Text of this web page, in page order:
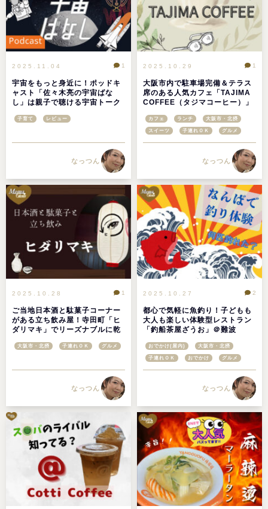
2025.11.04
宇宙をもっと身近に！ポッドキ
ャスト「佐々木亮の宇宙ばな
し」は親子で聴ける宇宙トーク
1
子育て レビュー
なっつん
2025.10.29
大阪市内で駐車場完備＆テラス
席のある人気カフェ「TAJIMA
COFFEE（タジマコーヒー）」
1
カフェ ランチ 大阪市・北摂
スイーツ 子連れＯＫ グルメ
なっつん
2025.10.28
ご当地日本酒と駄菓子コーナー
がある立ち飲み屋！寺田町「ヒ
ダリマキ」でリーズナブルに乾
1
大阪市・北摂 子連れＯＫ グルメ
なっつん
2025.10.27
都心で気軽に魚釣り！子どもも
大人も楽しい体験型レストラン
「釣船茶屋ざうお」＠難波
2
おでかけ(屋内) 大阪市・北摂
子連れＯＫ おでかけ グルメ
なっつん